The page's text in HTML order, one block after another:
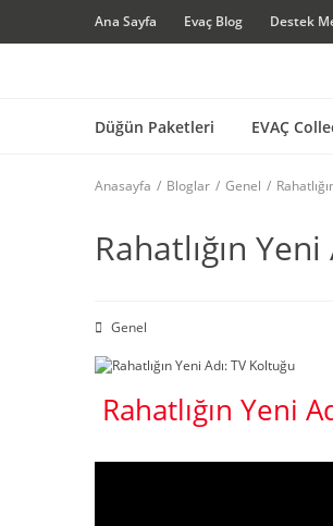
Ana Sayfa Evaç Blog Destek
Düğün Paketleri EVAÇ
Anasayfa Bloglar Genel
Rahatlığın
Genel
Rahatlığın Yeni